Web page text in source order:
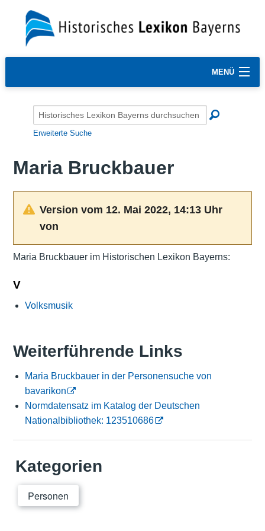
MENÜ
Erweiterte Suche
Maria Bruckbauer
Version vom 12. Mai 2022, 14:13 Uhr
von
Maria Bruckbauer im Historischen Lexikon Bayerns:
V
Volksmusik
Weiterführende Links
Maria Bruckbauer in der Personensuche von
bavarikon
Normdatensatz im Katalog der Deutschen
Nationalbibliothek: 123510686
Kategorien
Personen